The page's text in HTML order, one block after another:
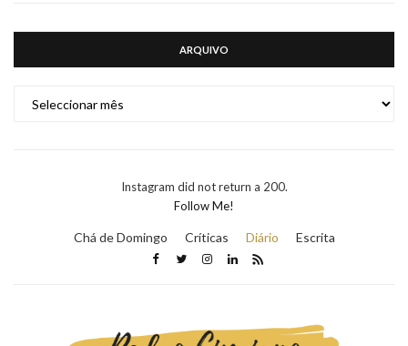
ARQUIVO
Instagram did not return a 200.
Follow Me!
Chá de Domingo Críticas Diário Escrita